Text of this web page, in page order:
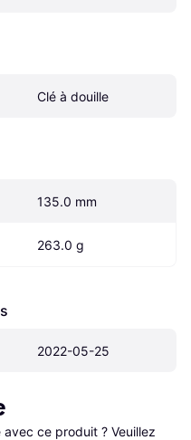
Clé à douille
135.0 mm
263.0 g
2022-05-25
ce produit ? Veuillez